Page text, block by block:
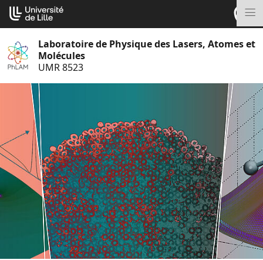
Aller
au
contenu
Laboratoire de Physique des Lasers, Atomes et
Molécules
UMR 8523
Cookies management panel